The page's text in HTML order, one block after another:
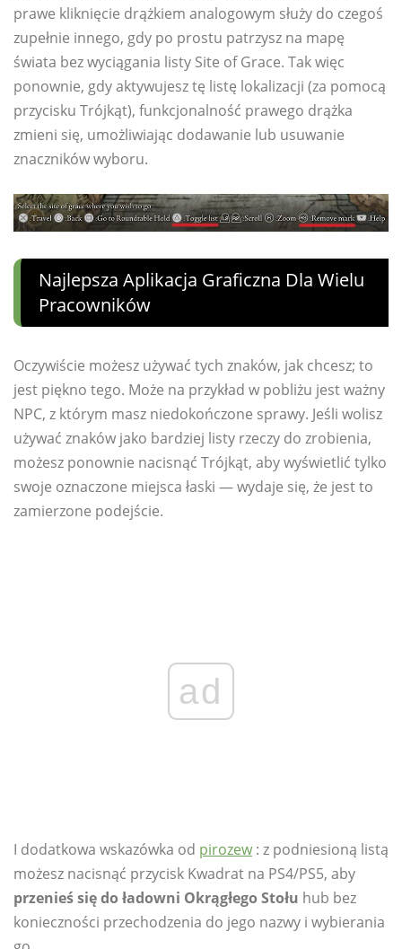
prawe kliknięcie drążkiem analogowym służy do czegoś
zupełnie innego, gdy po prostu patrzysz na mapę
świata bez wyciągania listy Site of Grace. Tak więc
ponownie, gdy aktywujesz tę listę lokalizacji (za pomocą
przycisku Trójkąt), funkcjonalność prawego drążka
zmieni się, umożliwiając dodawanie lub usuwanie
znaczników wyboru.
Najlepsza Aplikacja Graficzna Dla Wielu
Pracowników
Oczywiście możesz używać tych znaków, jak chcesz; to
jest piękno tego. Może na przykład w pobliżu jest ważny
NPC, z którym masz niedokończone sprawy. Jeśli wolisz
używać znaków jako bardziej listy rzeczy do zrobienia,
możesz ponownie nacisnąć Trójkąt, aby wyświetlić tylko
swoje oznaczone miejsca łaski — wydaje się, że jest to
zamierzone podejście.
ad
I dodatkowa wskazówka od pirozew: z podniesioną listą
możesz nacisnąć przycisk Kwadrat na PS4/PS5, aby
przenieś się do ładowni Okrągłego Stołu hub bez
konieczności przechodzenia do jego nazwy i wybierania